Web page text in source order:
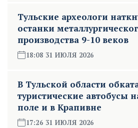
Тульские археологи
останки
производства 9-10 веков
18:08 31 ИЮЛЯ 2026
В Тульской области
туристические автобусы
поле и в Крапивне
17:26 31 ИЮЛЯ 2026